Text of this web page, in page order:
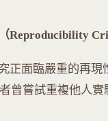
Reproducibility
正面臨嚴重的再現
曾嘗試重複他人實